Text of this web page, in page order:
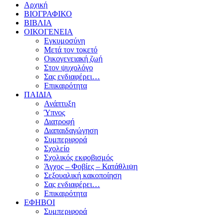
Αρχική
ΒΙΟΓΡΑΦΙΚΟ
ΒΙΒΛΙΑ
ΟΙΚΟΓΕΝΕΙΑ
Εγκυμοσύνη
Μετά τον τοκετό
Οικογενειακή ζωή
Στον ψυχολόγο
Σας ενδιαφέρει…
Επικαιρότητα
ΠΑΙΔΙΑ
Ανάπτυξη
Ύπνος
Διατροφή
Διαπαιδαγώγηση
Συμπεριφορά
Σχολείο
Σχολικός εκφοβισμός
Άγχος – Φοβίες – Κατάθλιψη
Σεξουαλική κακοποίηση
Σας ενδιαφέρει…
Επικαιρότητα
ΕΦΗΒΟΙ
Συμπεριφορά